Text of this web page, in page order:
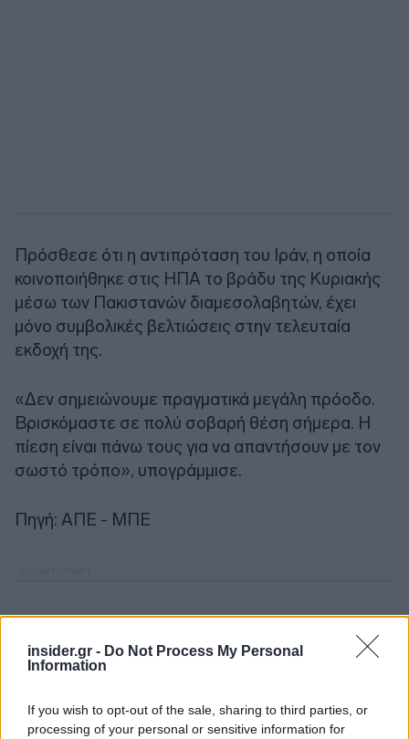
insider.gr - Do Not Process My Personal
Information
If you wish to opt-out of the sale, sharing to third parties, or
processing of your personal or sensitive information for
Πρόσθεσε ότι η αντιπρόταση του Ιράν, η οποία
κοινοποιήθηκε στις ΗΠΑ το βράδυ της Κυριακής
μέσω των Πακιστανών διαμεσολαβητών, έχει
μόνο συμβολικές βελτιώσεις στην τελευταία
εκδοχή της.
«Δεν σημειώνουμε πραγματικά μεγάλη πρόοδο.
Βρισκόμαστε σε πολύ σοβαρή θέση σήμερα. Η
πίεση είναι πάνω τους για να απαντήσουν με τον
σωστό τρόπο», υπογράμμισε.
Πηγή: ΑΠΕ - ΜΠΕ